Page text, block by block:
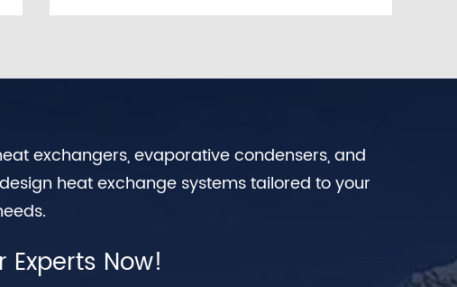
exchangers, evaporative condensers, and
heat exchange systems tailored to your
Experts Now!